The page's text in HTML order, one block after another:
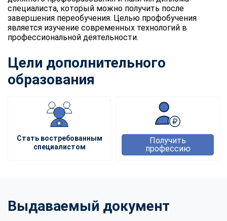
специалиста, который можно получить после
завершения переобучения. Целью профобучения
является изучение современных технологий в
профессиональной деятельности.
Цели дополнительного
образования
Стать востребованным
специалистом
Получить
профессию
Выдаваемый документ